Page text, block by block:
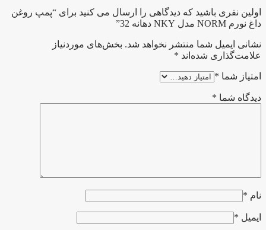
اولین نفری باشید که دیدگاهی را ارسال می کنید برای “پمپ روغن
داغ نورم NORM مدل NKY دهانه 32”
نشانی ایمیل شما منتشر نخواهد شد. بخش‌های موردنیاز
علامت‌گذاری شده‌اند *
امتیاز شما *
دیدگاه شما *
نام *
ایمیل *